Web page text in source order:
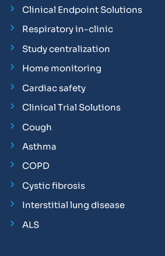
Clinical Endpoint Solutions
Respiratory in-clinic
Study centralization
Home monitoring
Cardiac safety
Clinical Trial Solutions
Cough
Asthma
COPD
Cystic fibrosis
Interstitial lung disease
ALS